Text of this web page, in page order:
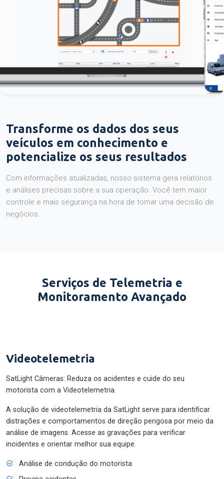
Transforme os dados dos seus
veículos em conhecimento e
potencialize os seus resultados
Com informações atualizadas, nosso sistema gera relatórios
e análises precisas sobre a sua operação. Você tem maior
controle e mais segurança na hora de tomar uma decisão de
negócios.
Serviços de Telemetria e
Monitoramento Avançado
Videotelemetria
SatLight Câmeras: Reduza os acidentes e cuide do seu
motorista com a Videotelemetria.
A solução de videotelemetria da SatLight serve para identificar
distrações e comportamentos de direção perigosa por meio da
análise de imagens. Acesse as gravações para verificar
incidentes e orientar melhor sua equipe.
Análise de condução do motorista